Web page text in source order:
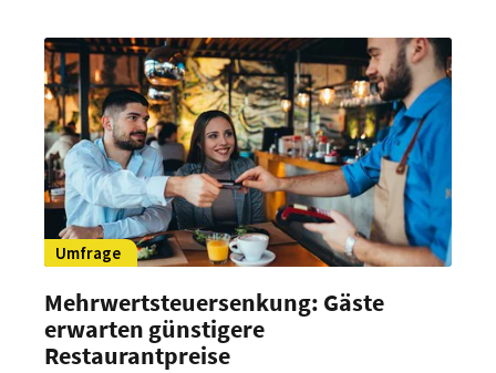
allem auf Preisstabilität setzen.
Umfrage
Mehrwertsteuersenkung: Gäste
erwarten günstigere
Restaurantpreise